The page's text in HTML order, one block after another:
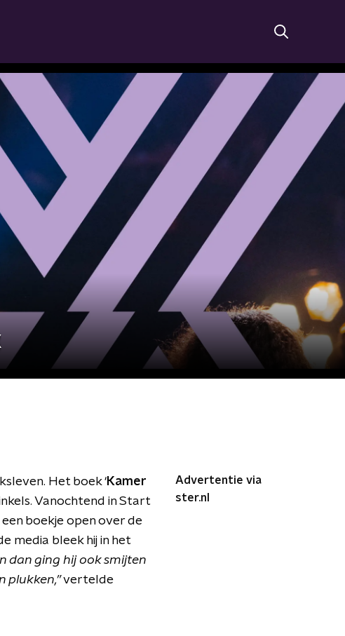
Het boek ‘Kamer
Vanochtend in Start
boekje open over de
media bleek hij in het
dan ging hij ook smijten
plukken,”vertelde
Advertentie via
ster.nl